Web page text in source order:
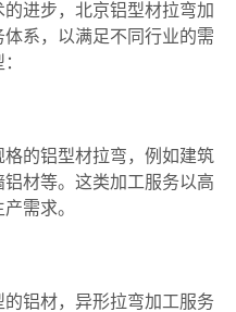
进步，北京铝型材拉弯加
系，以满足不同行业的需
的铝型材拉弯，例如建筑
材等。这类加工服务以高
需求。
铝材，异形拉弯加工服务